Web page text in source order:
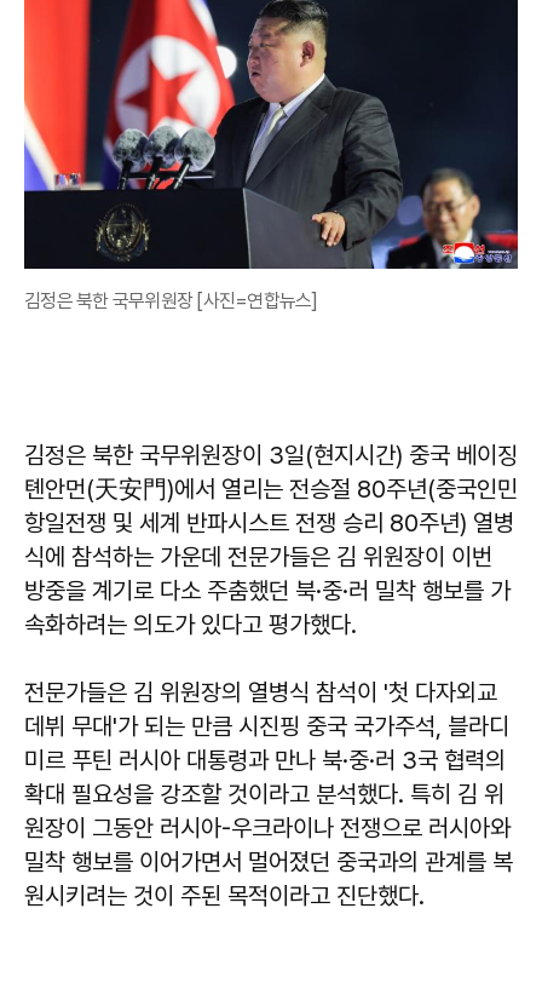
김정은 북한 국무위원장 [사진=연합뉴스]
김정은 북한 국무위원장이 3일(현지시간) 중국 베이징
톈안먼(天安門)에서 열리는 전승절 80주년(중국인민
항일전쟁 및 세계 반파시스트 전쟁 승리 80주년) 열병
식에 참석하는 가운데 전문가들은 김 위원장이 이번
방중을 계기로 다소 주춤했던 북·중·러 밀착 행보를 가
속화하려는 의도가 있다고 평가했다.
전문가들은 김 위원장의 열병식 참석이 '첫 다자외교
데뷔 무대'가 되는 만큼 시진핑 중국 국가주석, 블라디
미르 푸틴 러시아 대통령과 만나 북·중·러 3국 협력의
확대 필요성을 강조할 것이라고 분석했다. 특히 김 위
원장이 그동안 러시아-우크라이나 전쟁으로 러시아와
밀착 행보를 이어가면서 멀어졌던 중국과의 관계를 복
원시키려는 것이 주된 목적이라고 진단했다.